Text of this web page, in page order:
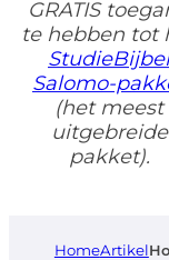
GRATIS
te hebben tot
StudieBijbel
Salomo-
(het meest
uitgebreide
pakket).
HomeArtikel